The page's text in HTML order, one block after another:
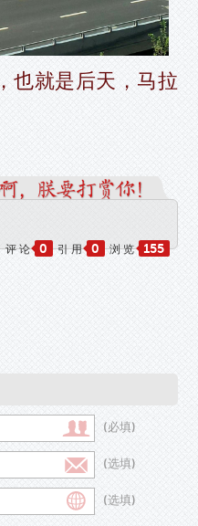
就是后天，马拉
评 论 0 引 用 0 浏 览 155
(必填)
(选填)
(选填)